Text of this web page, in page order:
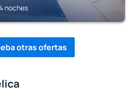
noches
otras ofertas